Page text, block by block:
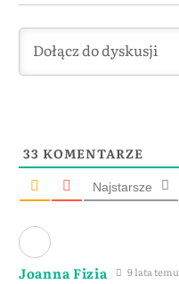
33 KOMENTARZE
Najstarsze
Joanna Fizia 9 lata temu